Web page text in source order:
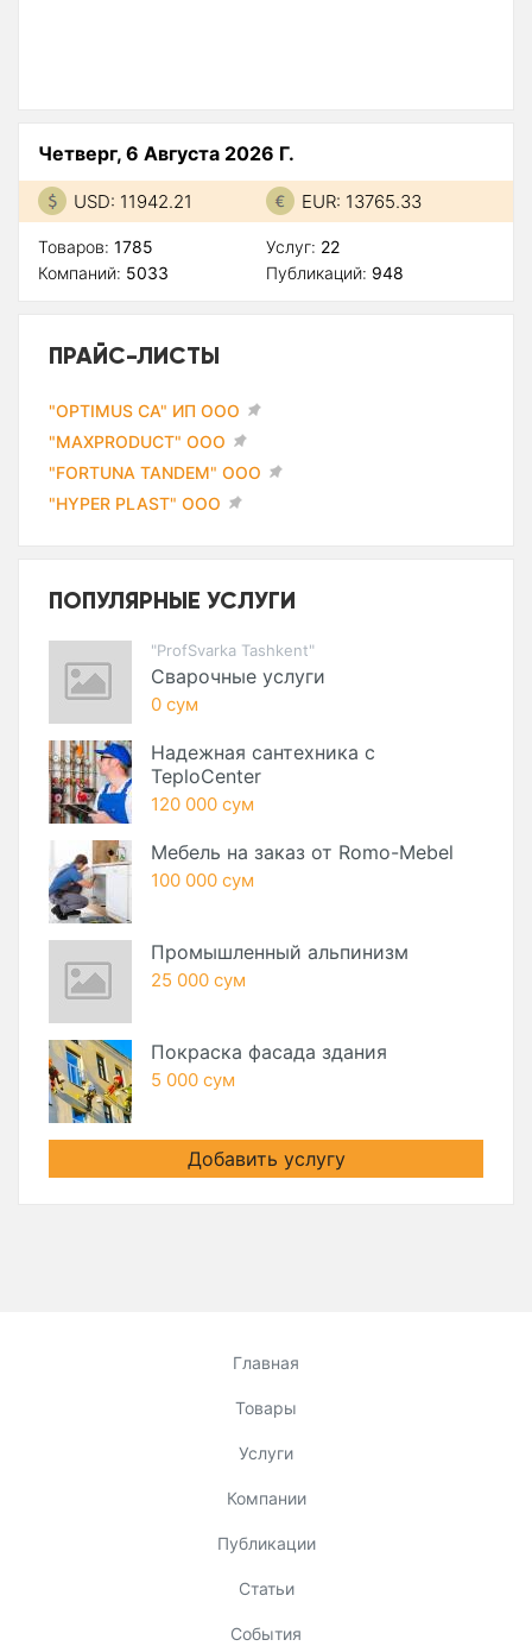
Четверг, 6 Августа 2026 Г.
USD: 11942.21 EUR: 13765.33
Товаров: 1785
Компаний: 5033
Услуг: 22
Публикаций: 948
ПРАЙС-ЛИСТЫ
"OPTIMUS CA" ИП ООО
"MAXPRODUCT" ООО
"FORTUNA TANDEM" ООО
"HYPER PLAST" ООО
ПОПУЛЯРНЫЕ УСЛУГИ
"ProfSvarka Tashkent"
Сварочные услуги
0 сум
Надежная сантехника с
TeploCenter
120 000 сум
Мебель на заказ от Romo-Mebel
100 000 сум
Промышленный альпинизм
25 000 сум
Покраска фасада здания
5 000 сум
Добавить услугу
Главная
Товары
Услуги
Компании
Публикации
Статьи
События